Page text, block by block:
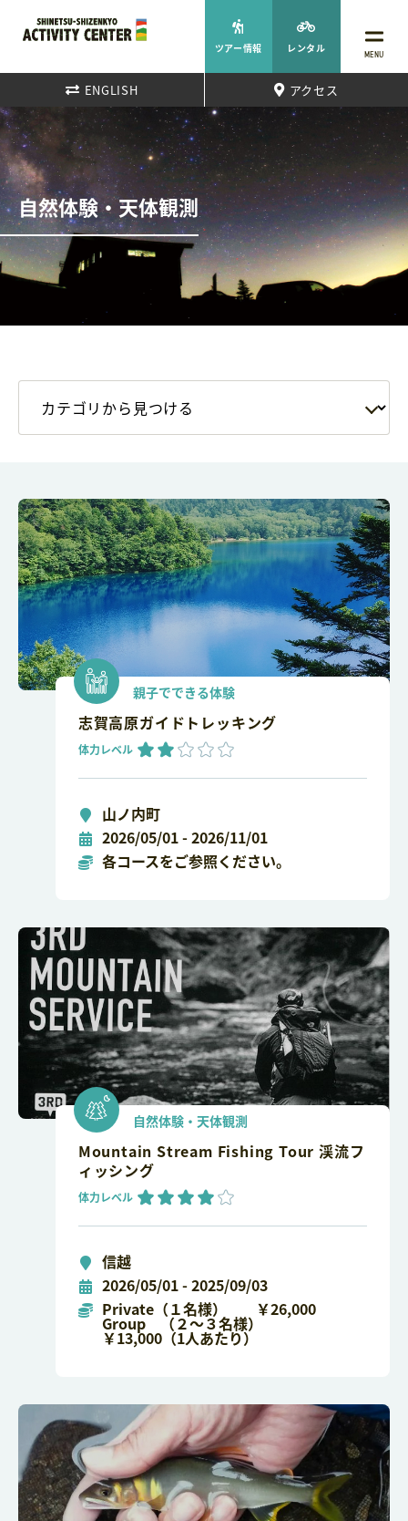
MENU
ツアー情報 レンタル
ENGLISH アクセス
自然体験・天体観測
親子でできる体験
志賀高原ガイドトレッキング
体力レベル
山ノ内町
2026/05/01 - 2026/11/01
各コースをご参照ください。
自然体験・天体観測
Mountain Stream Fishing Tour 渓流フ
ィッシング
体力レベル
信越
2026/05/01 - 2025/09/03
Private（１名様） ￥26,000
Group （２～３名様）
￥13,000（1人あたり）